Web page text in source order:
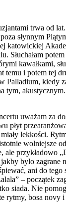
trwa od lat.
słynnym
katowickiej
Słuchałam
kawałkami,
temu i potem tej
Palladium, kiedy
tym,
uważam za
płyt
lekkości.
wolniejsze
ale przykładowo
bylo zagrane
ani do
– początek
siada. Nie
rytmy, bosa novy i